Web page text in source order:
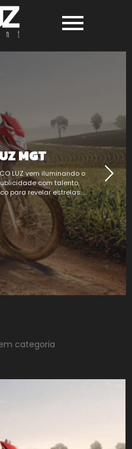
MGT
LUZ vem iluminando o
com talento,
para revelar estrelas.…
categoria